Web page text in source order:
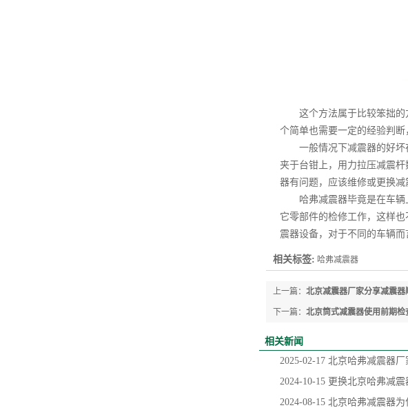
这个方法属于比较笨拙的
个简单也需要一定的经验判断
一般情况下减震器的好坏
夹于台钳上，用力拉压减震
器有问题，应该维修或更换减
哈弗减震器毕竟是在车辆
它零部件的检修工作，这样
震器设备，对于不同的车辆
相关标签: 哈弗减震器
上一篇： 北京减震器厂家分享减震
下一篇： 北京筒式减震器使用前期检
相关新闻
2025-02-17 北京哈弗减震器
2024-10-15 更换北京哈弗减震
2024-08-15 北京哈弗减震器为